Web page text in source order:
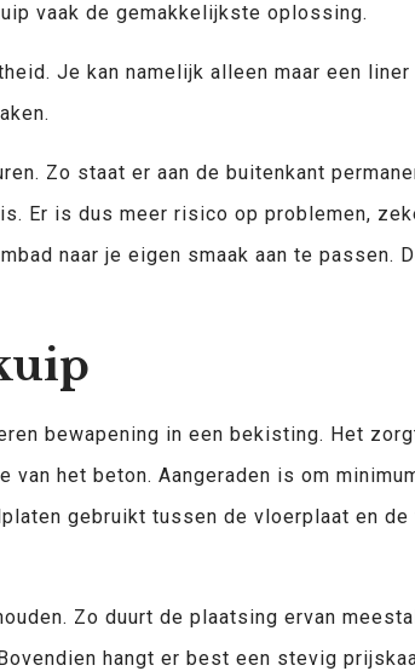
vaak de gemakkelijkste oplossing.
Je kan namelijk alleen maar een
Zo staat er aan de buitenkant
Er is dus meer risico op problemen,
naar je eigen smaak aan te passen.
bewapening in een bekisting. Het
het beton. Aangeraden is om
gebruikt tussen de vloerplaat en de
Zo duurt de plaatsing ervan
hangt er best een stevig